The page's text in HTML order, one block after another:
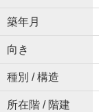
築年月
向き
種別 / 構造
所在階 / 階建